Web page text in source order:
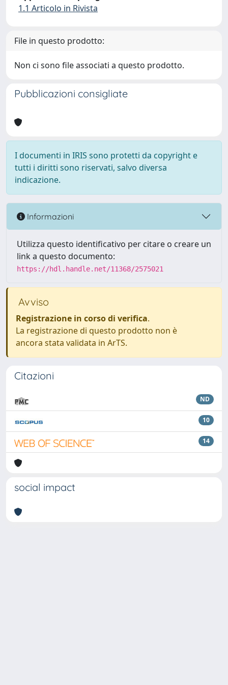
1.1 Articolo in Rivista
File in questo prodotto:
Non ci sono file associati a questo prodotto.
Pubblicazioni consigliate
I documenti in IRIS sono protetti da copyright e
tutti i diritti sono riservati, salvo diversa
indicazione.
Informazioni
Utilizza questo identificativo per citare o creare un
link a questo documento:
https://hdl.handle.net/11368/2575021
Avviso
Registrazione in corso di verifica.
La registrazione di questo prodotto non è
ancora stata validata in ArTS.
Citazioni
ND
10
14
social impact